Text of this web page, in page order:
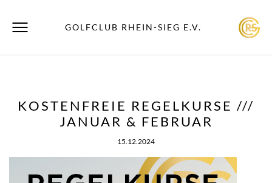
GOLFCLUB RHEIN-SIEG E.V.
KOSTENFREIE REGELKURSE ///
JANUAR & FEBRUAR
15.12.2024